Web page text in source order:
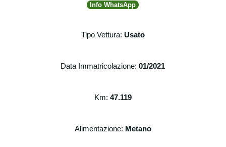
Info WhatsApp
Tipo Vettura: Usato
Data Immatricolazione: 01/2021
Km: 47.119
Alimentazione: Metano